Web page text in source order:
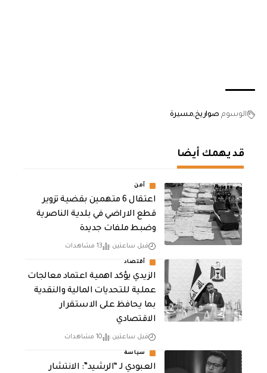
الوسوم صواريخ مسيرة
قد يهمك أيضا
أمن
اعتقال 6 متهمين بقضية تزوير
قطع الاراضي في بلدية الناصرية
وضبط ملفات جديدة
قبل ساعتين 13 مشاهدات
أقتصاد
الزيدي يؤكد اهمية اعتماد معالجات
عملية للتحديات المالية والنقدية
بما يحافظ على الاستقرار
الاقتصادي
قبل ساعتين 10 مشاهدات
سياسة
العبودي لـ “الرشيد”: الانتشار